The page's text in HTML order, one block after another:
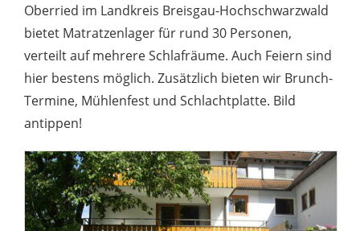
Oberried im Landkreis Breisgau-Hochschwarzwald
bietet Matratzenlager für rund 30 Personen,
verteilt auf mehrere Schlafräume. Auch Feiern sind
hier bestens möglich. Zusätzlich bieten wir Brunch-
Termine, Mühlenfest und Schlachtplatte. Bild
antippen!